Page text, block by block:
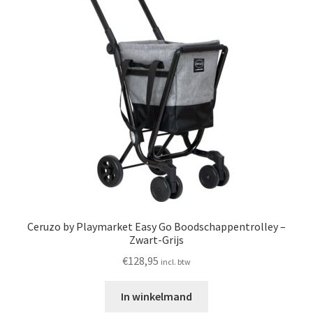
Ceruzo by Playmarket Easy Go Boodschappentrolley –
Zwart-Grijs
€128,95 incl. btw
In winkelmand